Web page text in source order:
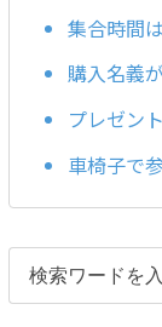
集合時間
購入名義
プレゼン
車椅子で